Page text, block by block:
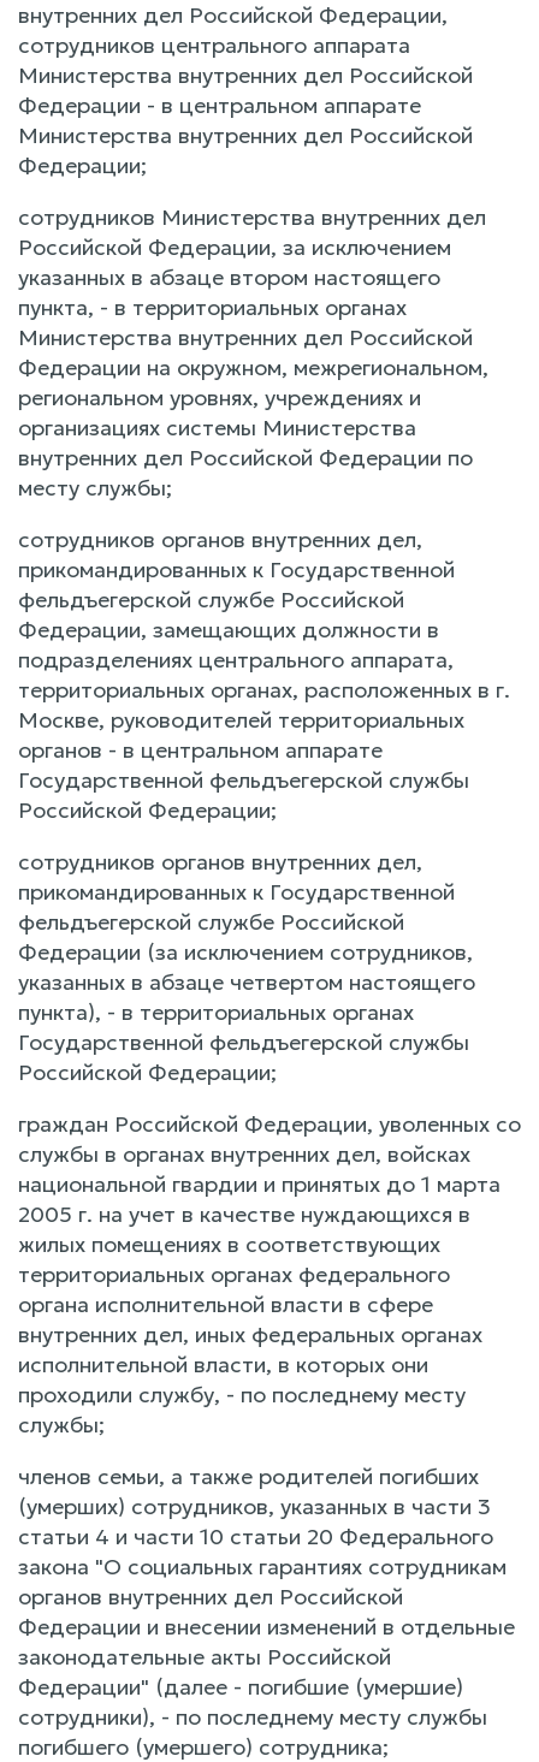
внутренних дел Российской Федерации,
сотрудников центрального аппарата
Министерства внутренних дел Российской
Федерации - в центральном аппарате
Министерства внутренних дел Российской
Федерации;
сотрудников Министерства внутренних дел
Российской Федерации, за исключением
указанных в абзаце втором настоящего
пункта, - в территориальных органах
Министерства внутренних дел Российской
Федерации на окружном, межрегиональном,
региональном уровнях, учреждениях и
организациях системы Министерства
внутренних дел Российской Федерации по
месту службы;
сотрудников органов внутренних дел,
прикомандированных к Государственной
фельдъегерской службе Российской
Федерации, замещающих должности в
подразделениях центрального аппарата,
территориальных органах, расположенных в г.
Москве, руководителей территориальных
органов - в центральном аппарате
Государственной фельдъегерской службы
Российской Федерации;
сотрудников органов внутренних дел,
прикомандированных к Государственной
фельдъегерской службе Российской
Федерации (за исключением сотрудников,
указанных в абзаце четвертом настоящего
пункта), - в территориальных органах
Государственной фельдъегерской службы
Российской Федерации;
граждан Российской Федерации, уволенных со
службы в органах внутренних дел, войсках
национальной гвардии и принятых до 1 марта
2005 г. на учет в качестве нуждающихся в
жилых помещениях в соответствующих
территориальных органах федерального
органа исполнительной власти в сфере
внутренних дел, иных федеральных органах
исполнительной власти, в которых они
проходили службу, - по последнему месту
службы;
членов семьи, а также родителей погибших
(умерших) сотрудников, указанных в части 3
статьи 4 и части 10 статьи 20 Федерального
закона "О социальных гарантиях сотрудникам
органов внутренних дел Российской
Федерации и внесении изменений в отдельные
законодательные акты Российской
Федерации" (далее - погибшие (умершие)
сотрудники), - по последнему месту службы
погибшего (умершего) сотрудника;